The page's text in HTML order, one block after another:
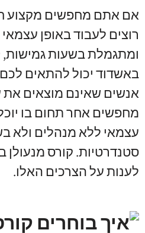
אם אתם מחפשים מקצוע
רוצים לעבוד באופן
ומתגמלת בשעות גמישות,
באשדוד יכול להתאים לכם
אנשים שאינם מוצאים
מחפשים אחר תחום בו
עצמאי ללא מנהלים ולא
סטנדרטיות. קורס מנעולן
לענות על הצרכים האלו.